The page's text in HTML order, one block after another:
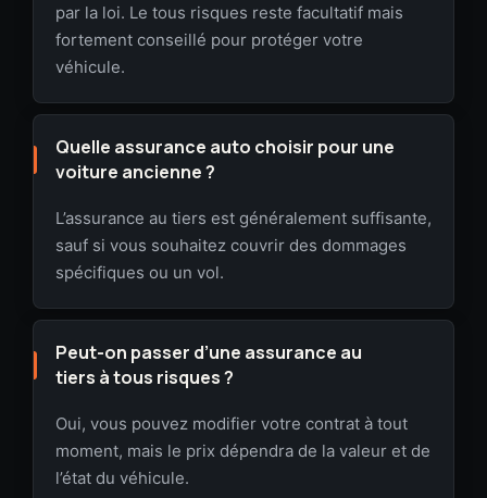
par la loi. Le tous risques reste facultatif mais
fortement conseillé pour protéger votre
véhicule.
Quelle assurance auto choisir pour une
voiture ancienne ?
L’assurance au tiers est généralement suffisante,
sauf si vous souhaitez couvrir des dommages
spécifiques ou un vol.
Peut-on passer d’une assurance au
tiers à tous risques ?
Oui, vous pouvez modifier votre contrat à tout
moment, mais le prix dépendra de la valeur et de
l’état du véhicule.